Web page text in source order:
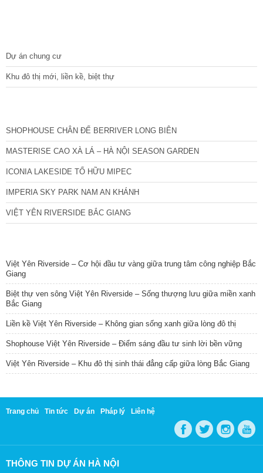
Dự án chung cư
Khu đô thị mới, liền kề, biệt thự
SHOPHOUSE CHÂN ĐẾ BERRIVER LONG BIÊN
MASTERISE CAO XÀ LÁ – HÀ NỘI SEASON GARDEN
ICONIA LAKESIDE TỐ HỮU MIPEC
IMPERIA SKY PARK NAM AN KHÁNH
VIỆT YÊN RIVERSIDE BẮC GIANG
Việt Yên Riverside – Cơ hội đầu tư vàng giữa trung tâm công nghiệp Bắc
Giang
Biệt thự ven sông Việt Yên Riverside – Sống thượng lưu giữa miền xanh
Bắc Giang
Liền kề Việt Yên Riverside – Không gian sống xanh giữa lòng đô thị
Shophouse Việt Yên Riverside – Điểm sáng đầu tư sinh lời bền vững
Việt Yên Riverside – Khu đô thị sinh thái đẳng cấp giữa lòng Bắc Giang
Trang chủ Tin tức Dự án Pháp lý Liên hệ
THÔNG TIN DỰ ÁN HÀ NỘI